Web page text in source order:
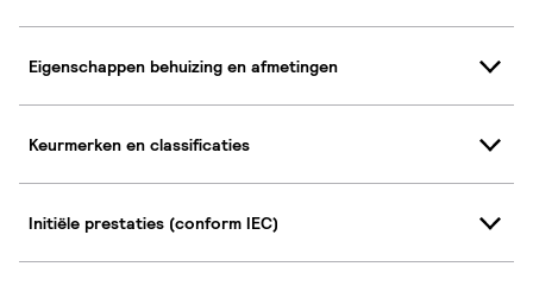
Eigenschappen behuizing en afmetingen
Keurmerken en classificaties
Initiële prestaties (conform IEC)